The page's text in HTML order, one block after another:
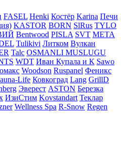
FASEL Henki Костёр Karina Печи
KASTOR BORN SlRus TYLO
Bentwood PISLA SVT МЕТА
Tulikivi Литком Вулкан
Talc OSMANLI MUSLUGU
WDT Иван Купала и К Sawo
Woodson Ruspanel Феникс
Life Ковкоград Lang GrillD
Эверест ASTON Березка
ИзиСтим Kovstandart Теклар
Wellness Spa R-Snow Regen